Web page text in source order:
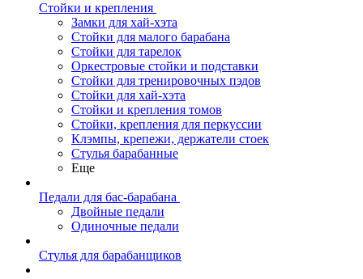
Стойки и крепления
Замки для хай-хэта
Стойки для малого барабана
Стойки для тарелок
Оркестровые стойки и подставки
Стойки для тренировочных пэдов
Стойки для хай-хэта
Стойки и крепления томов
Стойки, крепления для перкуссии
Клэмпы, крепежи, держатели стоек
Стулья барабанные
Еще
Педали для бас-барабана
Двойные педали
Одиночные педали
Стулья для барабанщиков